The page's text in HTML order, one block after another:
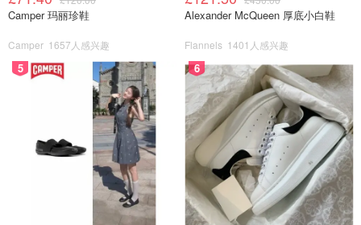
Camper 玛丽珍鞋
Camper 1657人感兴趣
Alexander McQueen 厚底小白鞋
Flannels 1401人感兴趣
5 6